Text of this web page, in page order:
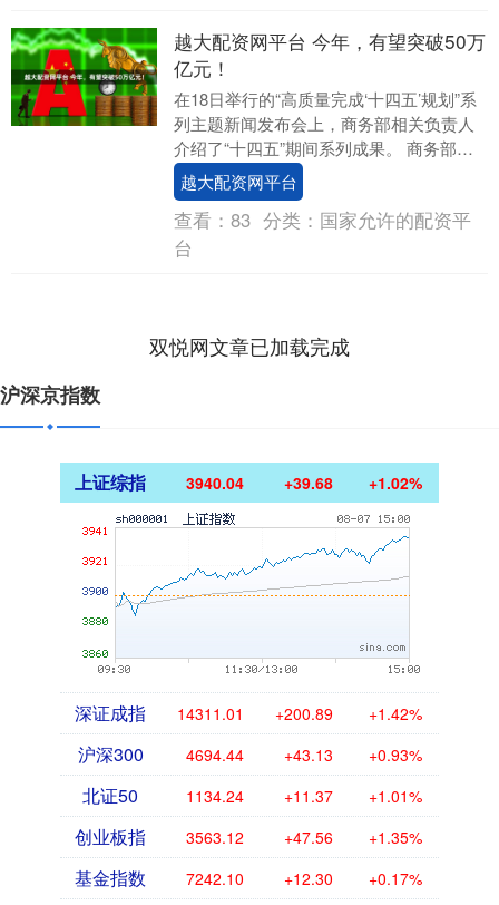
越大配资网平台 今年，有望突破50万
亿元！
在18日举行的“高质量完成‘十四五’规划”系
列主题新闻发布会上，商务部相关负责人
介绍了“十四五”期间系列成果。 商务部部
长王文涛表示，商务发展顶住了一波又一
波的....
越大配资网平台
查看： 83 分类： 国家允许的配资平
台
双悦网文章已加载完成
沪深京指数
上证综指 3940.04 +39.68 +1.02%
深证成指 14311.01 +200.89 +1.42%
沪深300 4694.44 +43.13 +0.93%
北证50 1134.24 +11.37 +1.01%
创业板指 3563.12 +47.56 +1.35%
基金指数 7242.10 +12.30 +0.17%